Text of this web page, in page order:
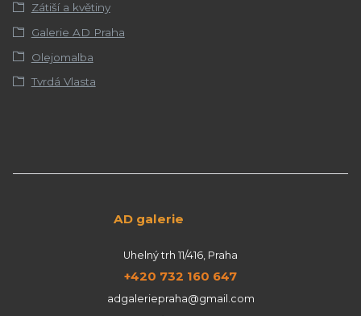
Zátiší a květiny
Galerie AD Praha
Olejomalba
Tvrdá Vlasta
AD galerie
Uhelný trh 11/416, Praha
+420 732 160 647
adgaleriepraha@gmail.com